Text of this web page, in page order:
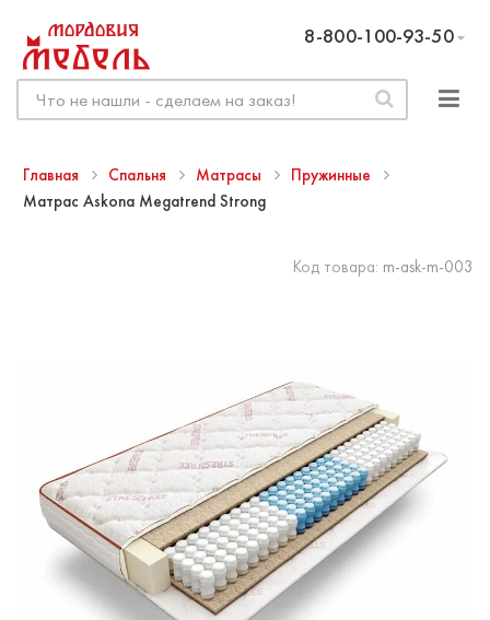
8-800-100-93-50
Главная Спальня Матрасы
Пружинные
Матрас Askona Megatrend Strong
Код товара: m-ask-m-003